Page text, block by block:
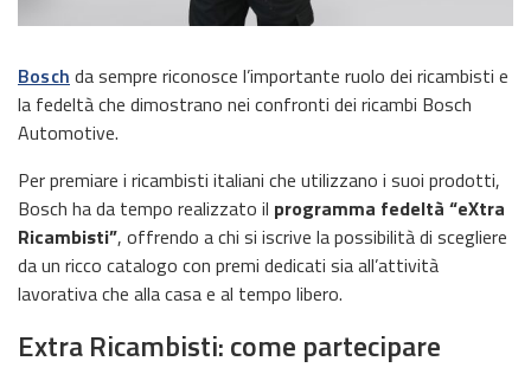
Bosch da sempre riconosce l’importante ruolo dei ricambisti e
la fedeltà che dimostrano nei confronti dei ricambi Bosch
Automotive.
Per premiare i ricambisti italiani che utilizzano i suoi prodotti,
Bosch ha da tempo realizzato il programma fedeltà “eXtra
Ricambisti”, offrendo a chi si iscrive la possibilità di scegliere
da un ricco catalogo con premi dedicati sia all’attività
lavorativa che alla casa e al tempo libero.
Extra Ricambisti: come partecipare